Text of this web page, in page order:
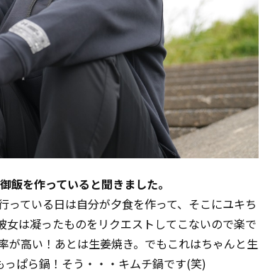
を作っていると聞きました。
ている日は自分が夕食を作って、そこにユキち
は凝ったものをリクエストしてこないので楽で
が高い！あとは生姜焼き。でもこれはちゃんと生
ぱら鍋！そう・・・キムチ鍋です(笑)